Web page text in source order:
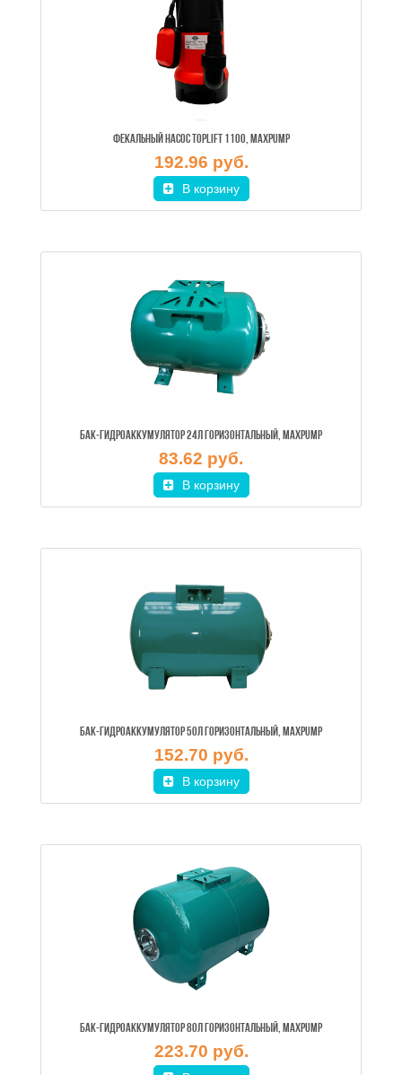
ФЕКАЛЬНЫЙ НАСОС TOPLIFT 1100, MAXPUMP
192.96 руб.
В корзину
БАК-ГИДРОАККУМУЛЯТОР 24Л ГОРИЗОНТАЛЬНЫЙ, MAXPUMP
83.62 руб.
В корзину
БАК-ГИДРОАККУМУЛЯТОР 50Л ГОРИЗОНТАЛЬНЫЙ, MAXPUMP
152.70 руб.
В корзину
БАК-ГИДРОАККУМУЛЯТОР 80Л ГОРИЗОНТАЛЬНЫЙ, MAXPUMP
223.70 руб.